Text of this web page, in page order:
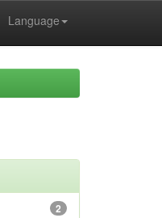
Language
2